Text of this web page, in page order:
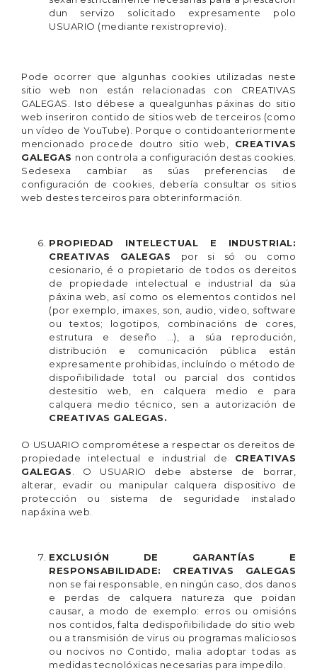
dun servizo solicitado expresamente polo
USUARIO (mediante rexistroprevio).
Pode ocorrer que algunhas cookies utilizadas neste
sitio web non están relacionadas con CREATIVAS
GALEGAS. Isto débese a quealgunhas páxinas do sitio
web inseriron contido de sitios web de terceiros (como
un vídeo de YouTube). Porque o contidoanteriormente
mencionado procede doutro sitio web, CREATIVAS
GALEGAS non controla a configuración destas cookies.
Sedesexa cambiar as súas preferencias de
configuración de cookies, debería consultar os sitios
web destes terceiros para obterinformación.
PROPIEDAD INTELECTUAL E INDUSTRIAL:
CREATIVAS GALEGAS por si só ou como
cesionario, é o propietario de todos os dereitos
de propiedade intelectual e industrial da súa
páxina web, así como os elementos contidos nel
(por exemplo, imaxes, son, audio, video, software
ou textos; logotipos, combinacións de cores,
estrutura e deseño …), a súa reprodución,
distribución e comunicación pública están
expresamente prohibidas, incluíndo o método de
dispoñibilidade total ou parcial dos contidos
destesitio web, en calquera medio e para
calquera medio técnico, sen a autorización de
CREATIVAS GALEGAS.
O USUARIO comprométese a respectar os dereitos de
propiedade intelectual e industrial de CREATIVAS
GALEGAS . O USUARIO debe absterse de borrar,
alterar, evadir ou manipular calquera dispositivo de
protección ou sistema de seguridade instalado
napáxina web.
EXCLUSIÓN DE GARANTÍAS E
RESPONSABILIDADE: CREATIVAS GALEGAS
non se fai responsable, en ningún caso, dos danos
e perdas de calquera natureza que poidan
causar, a modo de exemplo: erros ou omisións
nos contidos, falta dedispoñibilidade do sitio web
ou a transmisión de virus ou programas maliciosos
ou nocivos no Contido, malia adoptar todas as
medidas tecnolóxicas necesarias para impedilo.